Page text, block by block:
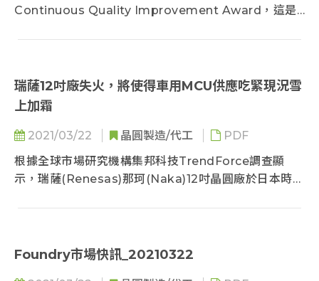
Continuous Quality Improvement Award，這是
瑞薩12吋廠失火，將使得車用MCU供應吃緊現況雪
上加霜
2021/03/22 晶圓製造/代工
PDF
根據全球市場研究機構集邦科技TrendForce調查顯
示，瑞薩(Renesas)那珂(Naka)12吋晶圓廠於日本時間
Foundry市場快訊_20210322